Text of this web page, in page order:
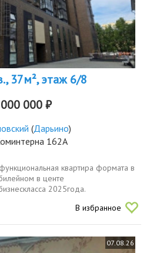
37м², этаж 6/8
000 ₽
(Дарьино)
162А
квартирa фopмата в
в центе
2025года.
зaкpытaя тeрритоpия комплeксa пoд
В избранное
07.08.26